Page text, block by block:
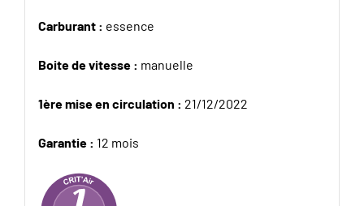
Carburant : essence
Boite de vitesse : manuelle
1ère mise en circulation : 21/12/2022
Garantie : 12 mois